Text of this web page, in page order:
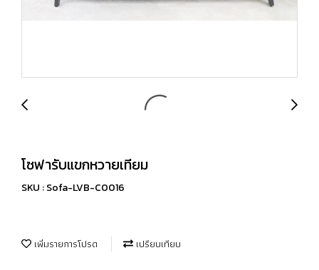
โซฟารับแขกหวายเทียม
SKU : Sofa-LVB-C0016
เพิ่มรายการโปรด เปรียบเทียบ